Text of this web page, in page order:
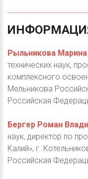
Рыльникова
технических наук,
комплексного
Мельникова
Российская
Бергер Роман
наук, директор по
Калий», г.
Российская